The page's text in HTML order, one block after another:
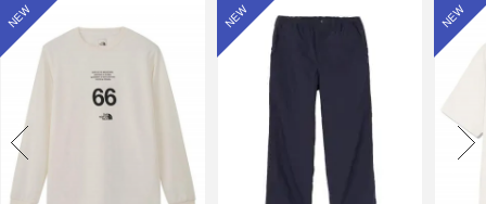
NEW NEW NEW